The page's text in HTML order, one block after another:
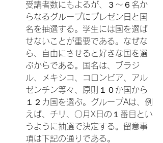
受講者数にもよるが、３～６名か
らなるグループにプレゼン日と国
名を抽選する。学生には国を選ば
せないことが重要である。なぜな
ら、自由にさせると好きな国を選
ぶからである。国名は、ブラジ
ル、メキシコ、コロンビア、アル
ゼンチン等々、原則１０か国から
１２カ国を選ぶ。グループAは、例
えば、チリ、○月X日の１番目とい
うように抽選で決定する。留意事
項は下記の通りである。